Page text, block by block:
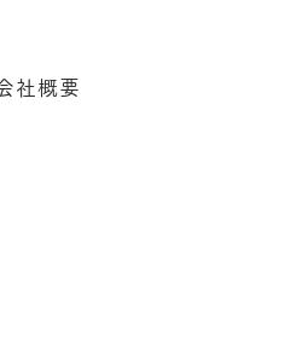
社概要